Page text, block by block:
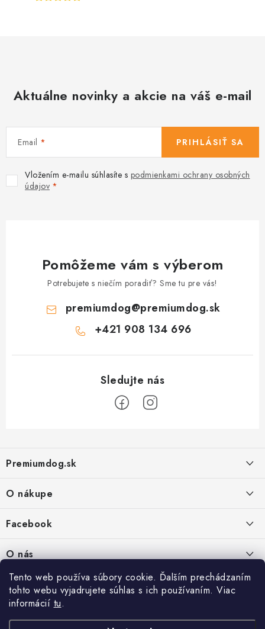
Tento web používa súbory cookie. Ďalším prechádzaním
tohto webu vyjadrujete súhlas s ich používaním. Viac
informácií tu.
Aktuálne novinky a akcie na váš e-mail
Email
Vložením e-mailu súhlasíte s podmienkami ochrany osobných
údajov
PRIHLÁSIŤ SA
Pomôžeme vám s výberom
Potrebujete s niečím poradiť? Sme tu pre vás!
premiumdog@premiumdog.sk
+421 908 134 696
p
ä
Premiumdog.sk
PREDAJŇA:
Petőfiho 65
Štúrovo 943 01
Po-Pia - 8:00-18:00
O nákupe
Ochrana osobných údajov
Vrátanie tovaru
Reklamácie
Facebook
O nás
Kontakty
Prečo nakúpiť u nás
Predajňa